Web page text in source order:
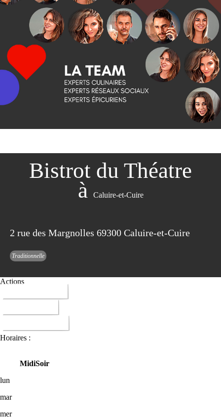
Bistrot du Théatre
à
Caluire-et-Cuire
2 rue des Margnolles 69300 Caluire-et-Cuire
Traditionnelle
Actions
Horaires :
MidiSoir
lun
mar
mer